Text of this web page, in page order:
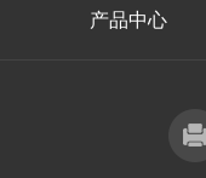
产品中心